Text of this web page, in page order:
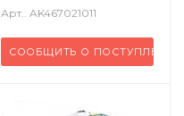
Арт.: AK467021011
СООБЩИТЬ О ПОСТУПЛЕНИИ